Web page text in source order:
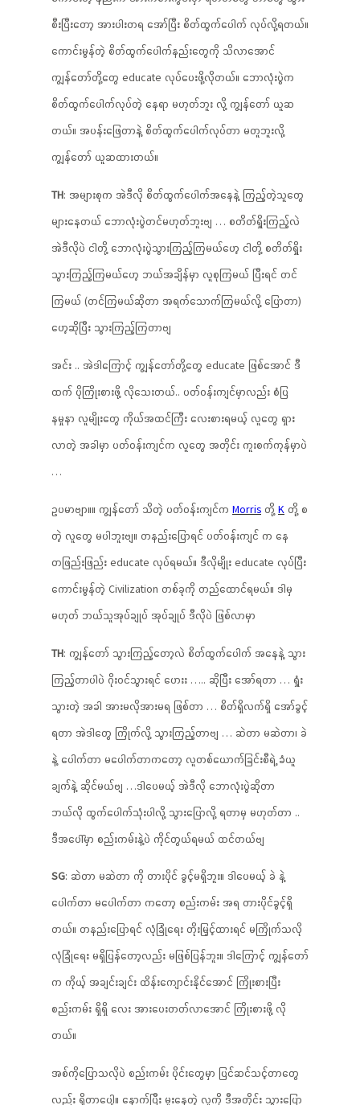
စီးပြီးတော့ အားပါးတရ အော်ပြီး စိတ်ထွက်ပေါက် လုပ်လို့ရတယ်။
ကောင်းမွန်တဲ့ စိတ်ထွက်ပေါက်နည်းတွေကို သိလာအောင်
ကျွန်တော်တို့တွေ educate လုပ်ပေးဖို့လိုတယ်။ ဘောလုံးပွဲက
စိတ်ထွက်ပေါက်လုပ်တဲ့ နေရာ မဟုတ်ဘူး လို့ ကျွန်တော် ယူဆ
တယ်။ အပန်းဖြေတာနဲ့ စိတ်ထွက်ပေါက်လုပ်တာ မတူဘူးလို့
ကျွန်တော် ယူဆထားတယ်။
TH: အများစုက အဲဒီလို စိတ်ထွက်ပေါက်အနေနဲ့ ကြည့်တဲ့သူတွေ
များနေတယ် ဘောလုံးပွဲတင်မဟုတ်ဘူးဗျ … စတိတ်ရှိုးကြည့်လဲ
အဲဒီလိုပဲ ငါတို့ ဘောလုံးပွဲသွားကြည့်ကြမယ်ဟေ့ ငါတို့ စတိတ်ရှိုး
သွားကြည့်ကြမယ်ဟေ့ ဘယ်အချိန်မှာ လူစုကြမယ် ပြီးရင် တင်
ကြမယ် (တင်ကြမယ်ဆိုတာ အရက်သောက်ကြမယ်လို့ ပြောတာ)
ဟေ့ဆိုပြီး သွားကြည့်ကြတာဗျ
အင်း .. အဲဒါကြောင့် ကျွန်တော်တို့တွေ educate ဖြစ်အောင် ဒီ
ထက် ပိုကြိုးစားဖို့ လိုသေးတယ်.. ပတ်ဝန်းကျင်မှာလည်း စံပြ
နမှုနာ လူမျိုးတွေ ကိုယ်အထင်ကြီး လေးစားရမယ့် လူတွေ ရှား
လာတဲ့ အခါမှာ ပတ်ဝန်းကျင်က လူတွေ အတိုင်း ကူးစက်ကုန်မှာပဲ
…
ဥပမာဗျာ။။ ကျွန်တော် သိတဲ့ ပတ်ဝန်းကျင်က Morris တို့ K တို့ စ
တဲ့ လူတွေ မပါဘူးဗျ။ တနည်းပြောရင် ပတ်ဝန်းကျင် က နေ
တဖြည်းဖြည်း educate လုပ်ရမယ်။ ဒီလိုမျိုး educate လုပ်ပြီး
ကောင်းမွန်တဲ့ Civilization တစ်ခုကို တည်ထောင်ရမယ်။ ဒါမှ
မဟုတ် ဘယ်သူအုပ်ချုပ် အုပ်ချုပ် ဒီလိုပဲ ဖြစ်လာမှာ
TH: ကျွန်တော် သွားကြည့်တော့လဲ စိတ်ထွက်ပေါက် အနေနဲ့ သွား
ကြည့်တာပါပဲ ဂိုးဝင်သွားရင် ဟေးး ….. ဆိုပြီး အော်ရတာ … ရှုံး
သွားတဲ့ အခါ အားမလိုအားမရ ဖြစ်တာ … စိတ်ရှိလက်ရှိ အော်ခွင့်
ရတာ အဲဒါတွေ ကြိုက်လို့ သွားကြည့်တာဗျ … ဆဲတာ မဆဲတာ၊ ခဲ
နဲ့ ပေါက်တာ မပေါက်တာကတော့ လူတစ်ယောက်ခြင်းစီရဲ့ ခံယူ
ချက်နဲ့ ဆိုင်မယ်ဗျ …ဒါပေမယ့် အဲဒီလို ဘောလုံးပွဲဆိုတာ
ဘယ်လို ထွက်ပေါက်သုံးပါလို့ သွားပြောလို့ ရတာမှ မဟုတ်တာ ..
ဒီအပေါ်မှာ စည်းကမ်းနဲ့ပဲ ကိုင်တွယ်ရမယ် ထင်တယ်ဗျ
SG: ဆဲတာ မဆဲတာ ကို တားပိုင် ခွင့်မရှိဘူး။ ဒါပေမယ့် ခဲ နဲ့
ပေါက်တာ မပေါက်တာ ကတော့ စည်းကမ်း အရ တားပိုင်ခွင့်ရှိ
တယ်။ တနည်းပြောရင် လုံခြုံရေး တိုးမြှင့်ထားရင် မကြိုက်သလို
လုံခြုံရေး မရှိပြန်တော့လည်း မဖြစ်ပြန်ဘူး။ ဒါကြောင့် ကျွန်တော်
က ကိုယ့် အချင်းချင်း ထိန်းကျောင်းနိုင်အောင် ကြိုးစားပြီး
စည်းကမ်း ရှိရှိ လေး အားပေးတတ်လာအောင် ကြိုးစားဖို့ လို
တယ်။
အစ်ကိုပြောသလိုပဲ စည်းကမ်း ပိုင်းတွေမှာ ပြင်ဆင်သင့်တာတွေ
လည်း ရှိတာပေါ့။ နောက်ပြီး မူးနေတဲ့ လူကို ဒီအတိုင်း သွားပြော